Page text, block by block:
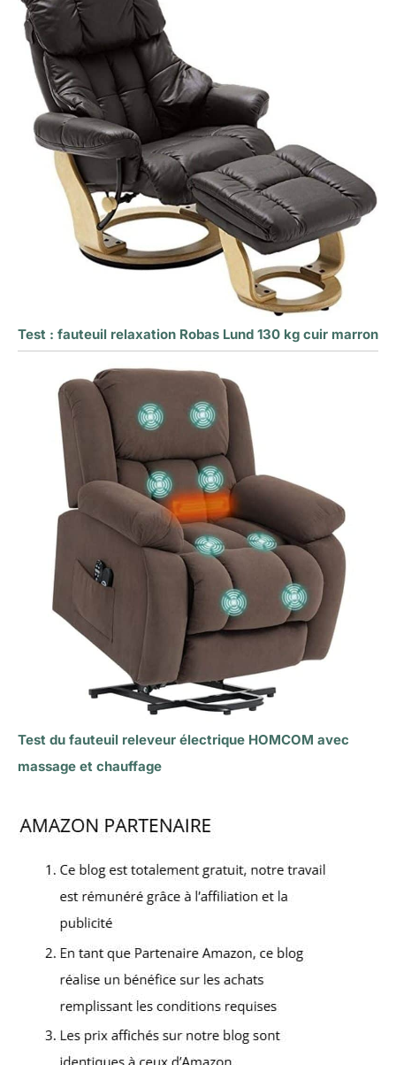
Test : fauteuil relaxation Robas Lund 130 kg cuir marron
Test du fauteuil releveur électrique HOMCOM avec
massage et chauffage